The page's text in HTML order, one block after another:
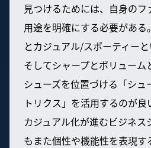
見つけるためには、自身の
用途を明確にする必要があ
とカジュアル/スポーティーと
そしてシャープとボリュー
シューズを位置づける「シュ
トリクス」を活用するのが良
カジュアル化が進むビジネス
もまた個性や機能性を表現す